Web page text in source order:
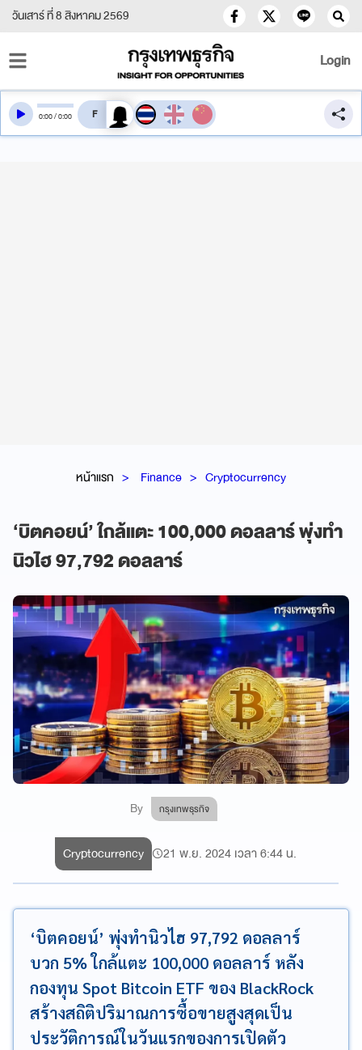
วันเสาร์ ที่ 8 สิงหาคม 2569
Login
หน้าแรก Finance Cryptocurrency
‘บิตคอยน์’ ใกล้แตะ 100,000 ดอลลาร์ พุ่งทำ
นิวไฮ 97,792 ดอลลาร์
By กรุงเทพธุรกิจ
0:00/0:00 สลับเสียงอ่าน
Cryptocurrency 21 พ.ย. 2024 เวลา 6:44 น.
‘บิตคอยน์’ พุ่งทำนิวไฮ 97,792 ดอลลาร์
บวก 5% ใกล้แตะ 100,000 ดอลลาร์ หลัง
กองทุน Spot Bitcoin ETF ของ BlackRock
สร้างสถิติปริมาณการซื้อขายสูงสุดเป็น
ประวัติการณ์ในวันแรกของการเปิดตัว